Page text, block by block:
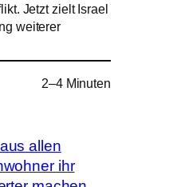
Jetzt zielt Israel
weiterer
2–4 Minuten